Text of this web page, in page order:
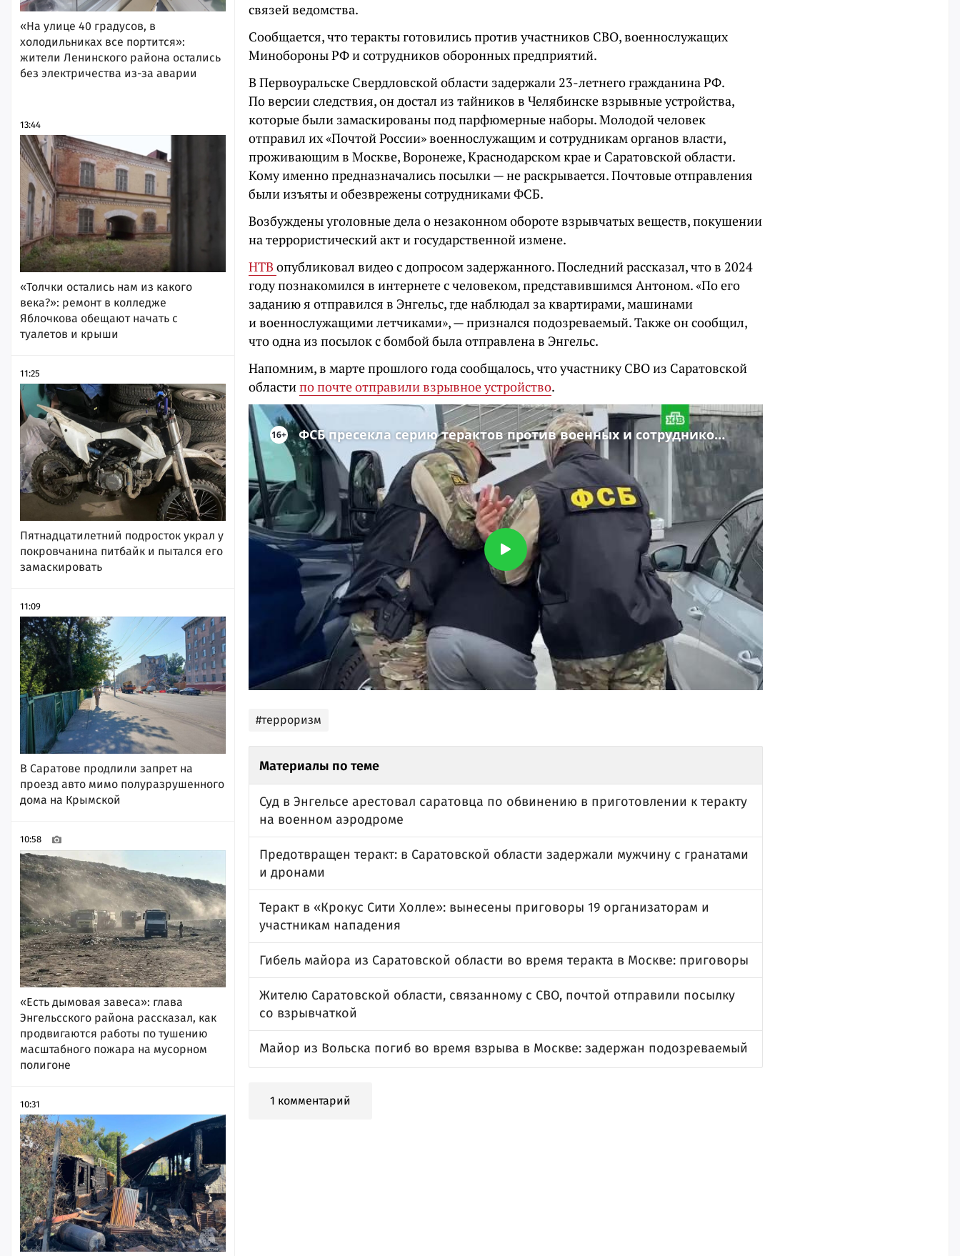
«На улице 40 градусов, в
холодильниках все портится»:
жители Ленинского района остались
без электричества из-за аварии
13:44
«Толчки остались нам из какого
века?»: ремонт в колледже
Яблочкова обещают начать с
туалетов и крыши
11:25
Пятнадцатилетний подросток украл у
покровчанина питбайк и пытался его
замаскировать
11:09
В Саратове продлили запрет на
проезд авто мимо полуразрушенного
дома на Крымской
10:58
«Есть дымовая завеса»: глава
Энгельсского района рассказал, как
продвигаются работы по тушению
масштабного пожара на мусорном
полигоне
10:31
связей ведомства.
Сообщается, что теракты готовились против участников СВО, военнослужащих
Минобороны РФ и сотрудников оборонных предприятий.
В Первоуральске Свердловской области задержали 23-летнего гражданина РФ.
По версии следствия, он достал из тайников в Челябинске взрывные устройства,
которые были замаскированы под парфюмерные наборы. Молодой человек
отправил их «Почтой России» военнослужащим и сотрудникам органов власти,
проживающим в Москве, Воронеже, Краснодарском крае и Саратовской области.
Кому именно предназначались посылки — не раскрывается. Почтовые отправления
были изъяты и обезврежены сотрудниками ФСБ.
Возбуждены уголовные дела о незаконном обороте взрывчатых веществ, покушении
на террористический акт и государственной измене.
НТВ опубликовал видео с допросом задержанного. Последний рассказал, что в 2024
году познакомился в интернете с человеком, представившимся Антоном. «По его
заданию я отправился в Энгельс, где наблюдал за квартирами, машинами
и военнослужащими летчиками», — признался подозреваемый. Также он сообщил,
что одна из посылок с бомбой была отправлена в Энгельс.
Напомним, в марте прошлого года сообщалось, что участнику СВО из Саратовской
областипо почте отправили взрывное устройство.
#терроризм
Материалы по теме
Суд в Энгельсе арестовал саратовца по обвинению в приготовлении к теракту
на военном аэродроме
Предотвращен теракт: в Саратовской области задержали мужчину с гранатами
и дронами
Теракт в «Крокус Сити Холле»: вынесены приговоры 19 организаторам и
участникам нападения
Гибель майора из Саратовской области во время теракта в Москве: приговоры
Жителю Саратовской области, связанному с СВО, почтой отправили посылку
со взрывчаткой
Майор из Вольска погиб во время взрыва в Москве: задержан подозреваемый
1 комментарий